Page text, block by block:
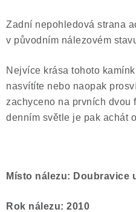
Zadní nepohledová strana
v původním nálezovém
Nejvíce krása tohoto
nasvítíte nebo naopak
zachyceno na prvních dvou
denním světle je pak achát
Místo nálezu: Doubravice
Rok nálezu: 2010